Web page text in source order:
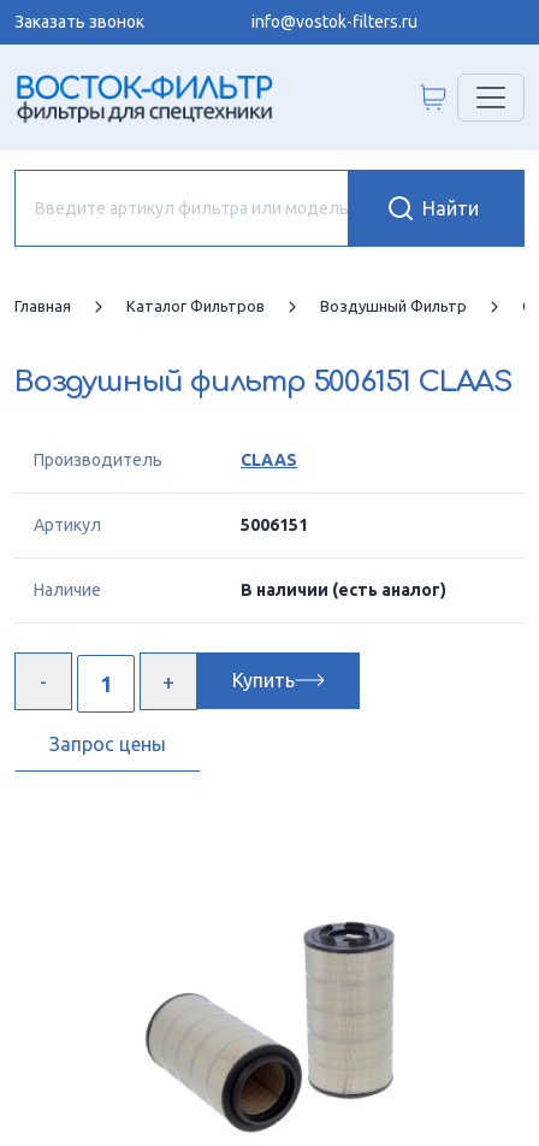
Заказать звонок info@vostok-filters.ru
Главная Каталог Фильтров Воздушный Фильтр
Воздушный фильтр 5006151 CLAAS
Производитель CLAAS
Артикул 5006151
Наличие В наличии (есть аналог)
Купить
Запрос цены